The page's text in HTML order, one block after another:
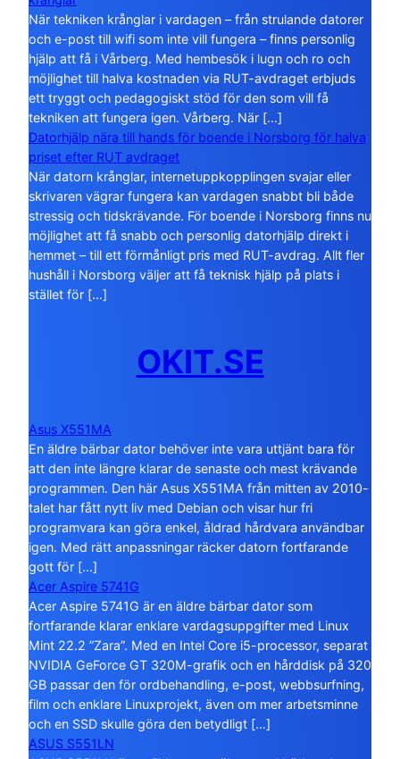
När tekniken krånglar i vardagen – från strulande datorer
och e-post till wifi som inte vill fungera – finns personlig
hjälp att få i Vårberg. Med hembesök i lugn och ro och
möjlighet till halva kostnaden via RUT-avdraget erbjuds
ett tryggt och pedagogiskt stöd för den som vill få
tekniken att fungera igen. Vårberg. När […]
Datorhjälp nära till hands för boende i Norsborg för halva
priset efter RUT avdraget
När datorn krånglar, internetuppkopplingen svajar eller
skrivaren vägrar fungera kan vardagen snabbt bli både
stressig och tidskrävande. För boende i Norsborg finns nu
möjlighet att få snabb och personlig datorhjälp direkt i
hemmet – till ett förmånligt pris med RUT-avdrag. Allt fler
hushåll i Norsborg väljer att få teknisk hjälp på plats i
stället för […]
OKIT.SE
Asus X551MA
En äldre bärbar dator behöver inte vara uttjänt bara för
att den inte längre klarar de senaste och mest krävande
programmen. Den här Asus X551MA från mitten av 2010-
talet har fått nytt liv med Debian och visar hur fri
programvara kan göra enkel, åldrad hårdvara användbar
igen. Med rätt anpassningar räcker datorn fortfarande
gott för […]
Acer Aspire 5741G
Acer Aspire 5741G är en äldre bärbar dator som
fortfarande klarar enklare vardagsuppgifter med Linux
Mint 22.2 ”Zara”. Med en Intel Core i5-processor, separat
NVIDIA GeForce GT 320M-grafik och en hårddisk på 320
GB passar den för ordbehandling, e-post, webbsurfning,
film och enklare Linuxprojekt, även om mer arbetsminne
och en SSD skulle göra den betydligt […]
ASUS S551LN